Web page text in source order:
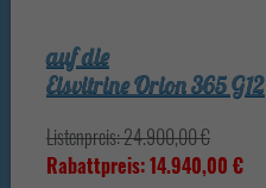
auf die
Eisvitrine Orion 365 G12
Listenpreis: 24.900,00 €
Rabattpreis: 14.940,00 €